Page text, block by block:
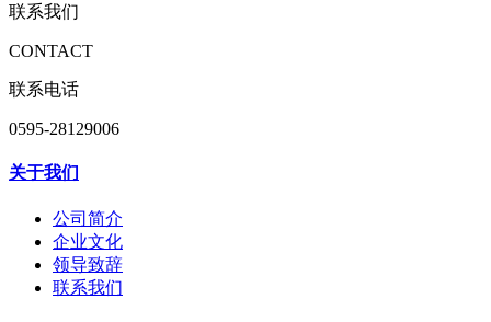
联系我们
CONTACT
联系电话
0595-28129006
关于我们
公司简介
企业文化
领导致辞
联系我们